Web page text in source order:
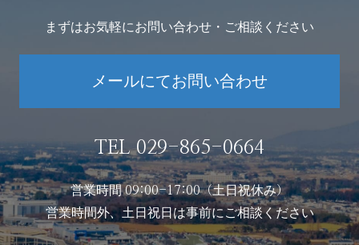
まずはお気軽にお問い合わせ・ご相談ください
メールにてお問い合わせ
TEL 029-865-0664
営業時間 09:00-17:00（土日祝休み）
営業時間外、土日祝日は事前にご相談ください